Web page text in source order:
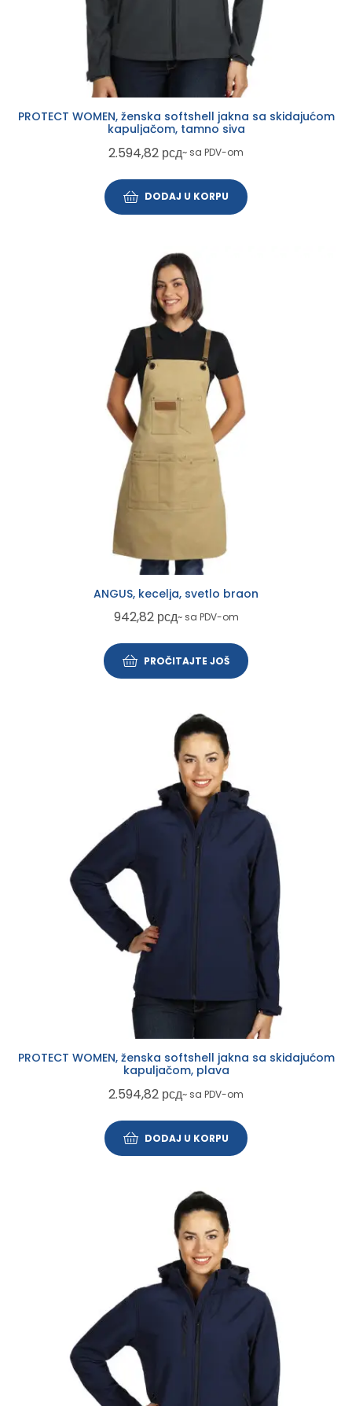
PROTECT WOMEN, ženska softshell jakna sa skidajućom
kapuljačom, tamno siva
2.594,82 рсд~ sa PDV-om
DODAJ U KORPU
ANGUS, kecelja, svetlo braon
942,82 рсд~ sa PDV-om
PROČITAJTE JOŠ
PROTECT WOMEN, ženska softshell jakna sa skidajućom
kapuljačom, plava
2.594,82 рсд~ sa PDV-om
DODAJ U KORPU